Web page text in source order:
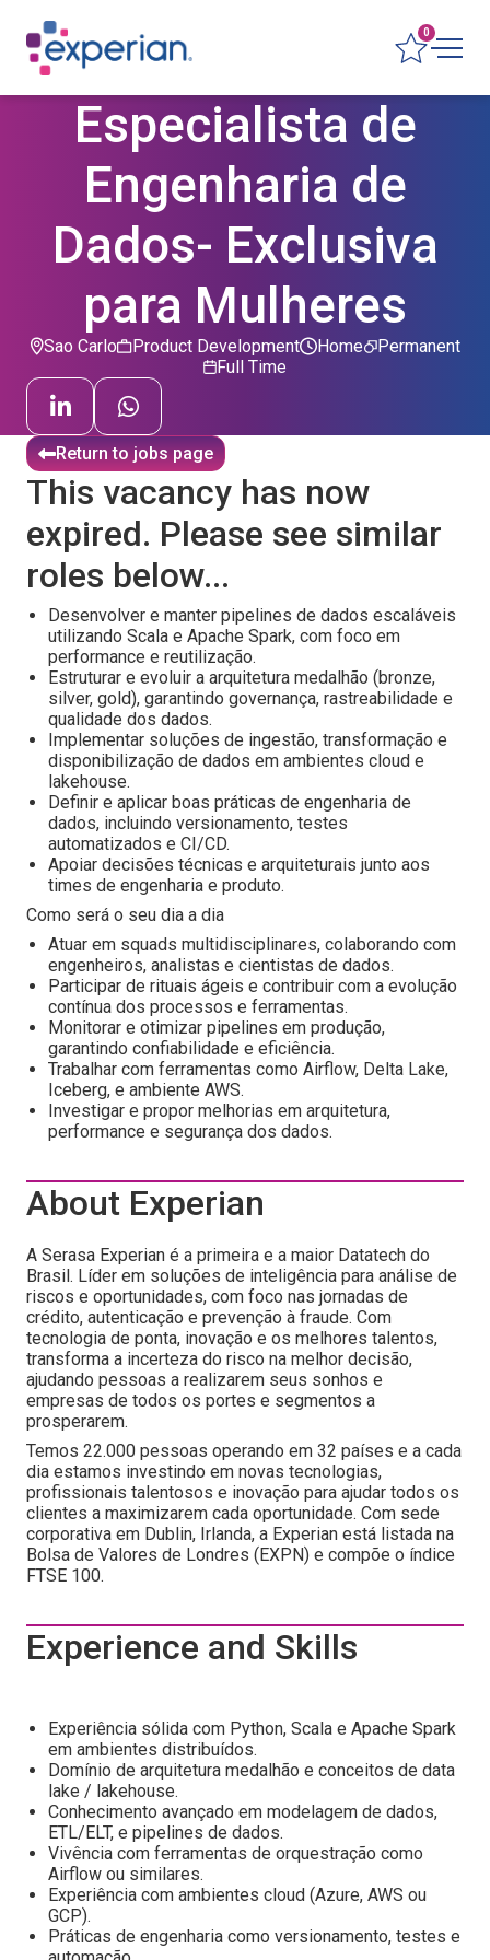
0
Especialista de
Engenharia de
Dados- Exclusiva
para Mulheres
Sao Carlo Product Development Permanent
Home
Full Time
Return to jobs page
This vacancy has now
expired. Please see similar
roles below...
Desenvolver e manter pipelines de dados escaláveis
utilizando Scala e Apache Spark, com foco em
performance e reutilização.
Estruturar e evoluir a arquitetura medalhão (bronze,
silver, gold), garantindo governança, rastreabilidade e
qualidade dos dados.
Implementar soluções de ingestão, transformação e
disponibilização de dados em ambientes cloud e
lakehouse.
Definir e aplicar boas práticas de engenharia de
dados, incluindo versionamento, testes
automatizados e CI/CD.
Apoiar decisões técnicas e arquiteturais junto aos
times de engenharia e produto.
Como será o seu dia a dia
Atuar em squads multidisciplinares, colaborando com
engenheiros, analistas e cientistas de dados.
Participar de rituais ágeis e contribuir com a evolução
contínua dos processos e ferramentas.
Monitorar e otimizar pipelines em produção,
garantindo confiabilidade e eficiência.
Trabalhar com ferramentas como Airflow, Delta Lake,
Iceberg, e ambiente AWS.
Investigar e propor melhorias em arquitetura,
performance e segurança dos dados.
About Experian
A Serasa Experian é a primeira e a maior Datatech do
Brasil. Líder em soluções de inteligência para análise de
riscos e oportunidades, com foco nas jornadas de
crédito, autenticação e prevenção à fraude. Com
tecnologia de ponta, inovação e os melhores talentos,
transforma a incerteza do risco na melhor decisão,
ajudando pessoas a realizarem seus sonhos e
empresas de todos os portes e segmentos a
prosperarem.
Temos 22.000 pessoas operando em 32 países e a cada
dia estamos investindo em novas tecnologias,
profissionais talentosos e inovação para ajudar todos os
clientes a maximizarem cada oportunidade. Com sede
corporativa em Dublin, Irlanda, a Experian está listada na
Bolsa de Valores de Londres (EXPN) e compõe o índice
FTSE 100.
Experience and Skills
Experiência sólida com Python, Scala e Apache Spark
em ambientes distribuídos.
Domínio de arquitetura medalhão e conceitos de data
lake / lakehouse.
Conhecimento avançado em modelagem de dados,
ETL/ELT, e pipelines de dados.
Vivência com ferramentas de orquestração como
Airflow ou similares.
Experiência com ambientes cloud (Azure, AWS ou
GCP).
Práticas de engenharia como versionamento, testes e